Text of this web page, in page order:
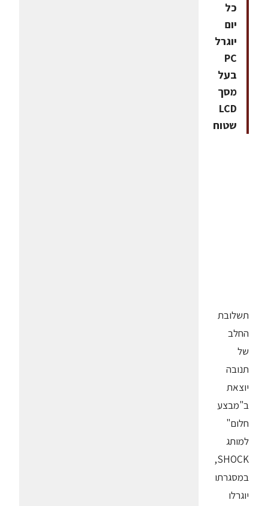
כל
יום
יוגרל
PC
בעל
מסך
LCD
שטוח
תשלובת
החלב
של
תנובה
יוצאת
ב"מבצע
חלום"
למותג
SHOCK,
במסגרתו
יוגרלו